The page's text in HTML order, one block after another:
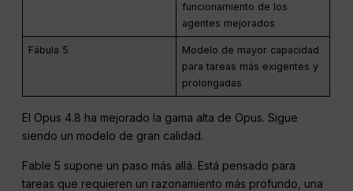
funcionamiento de los
agentes mejorados
Fábula 5
Modelo de mayor capacidad
para tareas más exigentes y
prolongadas
El Opus 4.8 ha mejorado la gama alta de Opus. Sigue
siendo un modelo de gran calidad.
Fable 5 supone un paso más allá. Está pensado para
tareas que requieren un razonamiento más profundo, una